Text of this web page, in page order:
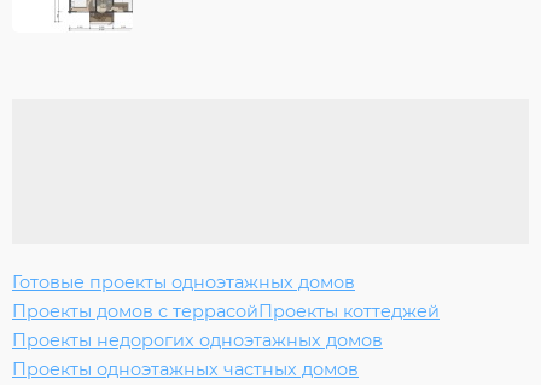
Готовые проекты одноэтажных домов
Проекты домов с террасойПроекты коттеджей
Проекты недорогих одноэтажных домов
Проекты одноэтажных частных домов